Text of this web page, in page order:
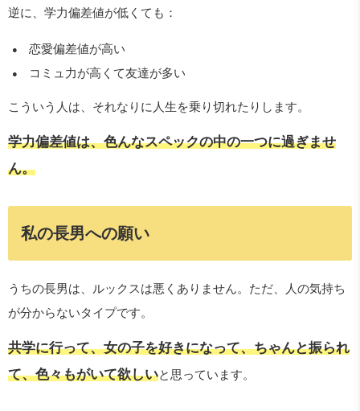
逆に、学力偏差値が低くても：
恋愛偏差値が高い
コミュ力が高くて友達が多い
こういう人は、それなりに人生を乗り切れたりします。
学力偏差値は、色んなスペックの中の一つに過ぎませ
ん。
私の長男への願い
うちの長男は、ルックスは悪くありません。ただ、人の気持ち
が分からないタイプです。
共学に行って、女の子を好きになって、ちゃんと振られ
て、色々もがいて欲しいと思っています。